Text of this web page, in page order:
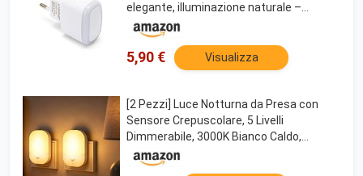
elegante, illuminazione naturale –
Salvaspazio - Perfetta per camere da
letto, corridoi, bagni e camerette –
Colore Bianco
5,90 € Visualizza
[2 Pezzi] Luce Notturna da Presa con
Sensore Crepuscolare, 5 Livelli
Dimmerabile, 3000K Bianco Caldo,
Modalità ON/OFF/Auto, LED Soffuso a
Risparmio Energetico per Cameretta,